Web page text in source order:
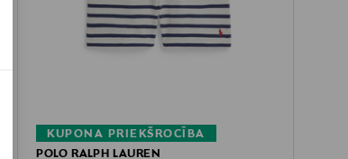
KUPONA PRIEKŠROCĪBA
POLO RALPH LAUREN